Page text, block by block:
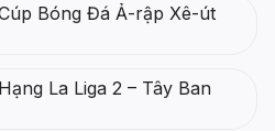
Bóng Đá Ả-rập Xê-út
La Liga 2 – Tây Ban